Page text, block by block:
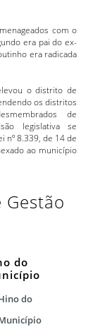
com o
era pai do ex-
era radicada
o distrito de
os distritos
de
legislativa se
nº 8.339, de 14 de
ao município
do
do